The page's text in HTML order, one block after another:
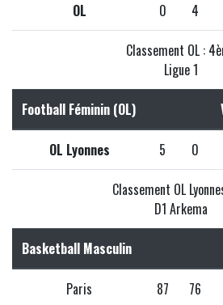
OL 0 4
Classement OL :
Ligue 1
Football Féminin (OL)
OL Lyonnes 5 0
Classement OL
D1 Arkema
Basketball Masculin
Paris 87 76